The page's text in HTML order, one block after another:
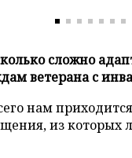
сложно
ветерана с
нам
из которых